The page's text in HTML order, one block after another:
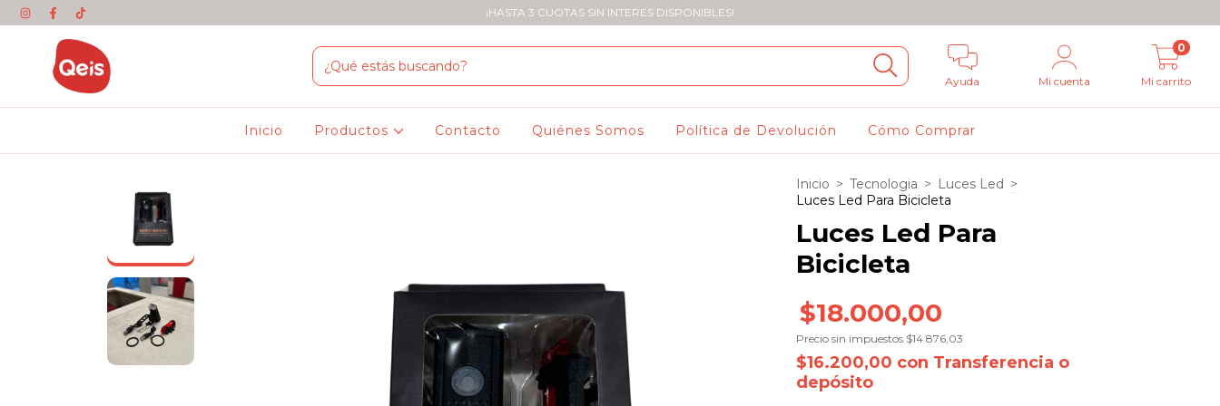
¡HASTA 3 CUOTAS SIN INTERES DISPONIBLES!
Ayuda Mi cuenta Mi carrito
0
Inicio Productos Contacto Quiénes Somos Política de Devolución Cómo Comprar
Inicio > Tecnologia > Luces Led >
Luces Led Para Bicicleta
Luces Led Para
Bicicleta
$18.000,00
Precio sin impuestos $14.876,03
$16.200,00 con Transferencia o
depósito